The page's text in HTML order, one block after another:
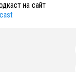
на сайт